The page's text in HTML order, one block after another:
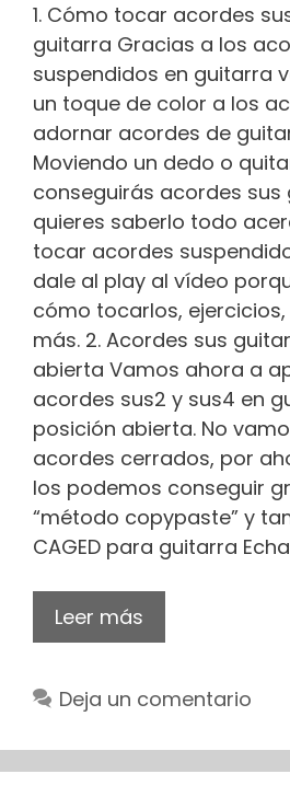
1. Cómo tocar acordes
guitarra Gracias a los
suspendidos en guitarra
un toque de color a los
adornar acordes de
Moviendo un dedo o
conseguirás acordes sus
quieres saberlo todo
tocar acordes
dale al play al vídeo
cómo tocarlos,
más. 2. Acordes sus
abierta Vamos ahora a
acordes sus2 y sus4 en
posición abierta. No
acordes cerrados, por
los podemos conseguir
“método copypaste” y
CAGED para guitarra
Leer más
Deja un comentario